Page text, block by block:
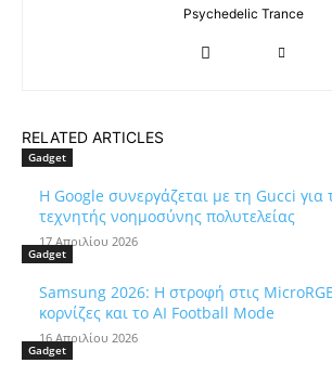
Psychedelic Trance
RELATED ARTICLES
Gadget
Η Google συνεργάζεται με τη Gucci
τεχνητής νοημοσύνης πολυτελείας
17 Απριλίου 2026
Gadget
Samsung 2026: Η στροφή στις
κορνίζες και το AI Football Mode
16 Απριλίου 2026
Gadget